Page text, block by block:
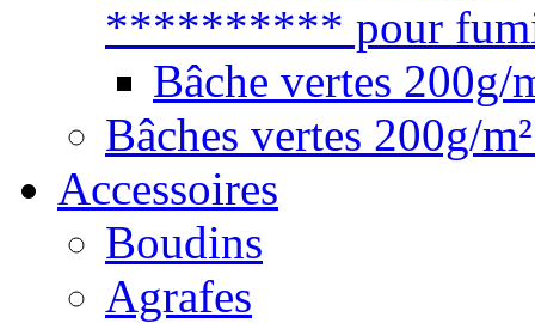
********** pour
Bâche vertes
Bâches vertes 200g/
Accessoires
Boudins
Agrafes